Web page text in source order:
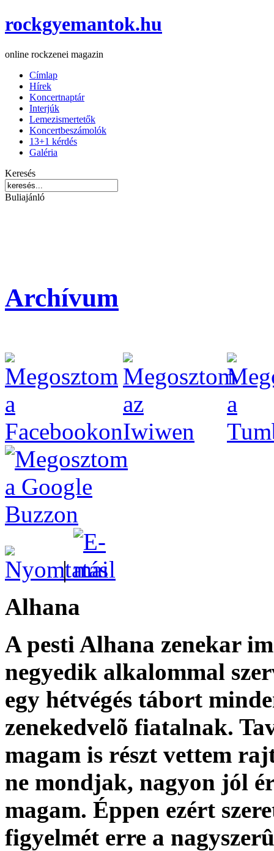
rockgyemantok.hu
online rockzenei magazin
Címlap
Hírek
Koncertnaptár
Interjúk
Lemezismertetők
Koncertbeszámolók
13+1 kérdés
Galéria
Keresés
Buliajánló
Archívum
|
Alhana
A pesti Alhana zenekar
negyedik alkalommal
egy hétvégés tábort
zenekedvelõ fiatalnak.
magam is részt vettem
ne mondjak, nagyon jól
magam. Éppen ezért
figyelmét erre a